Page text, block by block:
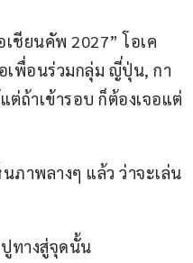
ชียนคัพ 2027” โอเค
เพื่อนร่วมกลุ่ม ญี่ปุ่น, กา
ถ้าเข้ารอบ ก็ต้องเจอแต่
ภาพลางๆ แล้ว ว่าจะเล่น
ทางสู่จุดนั้น